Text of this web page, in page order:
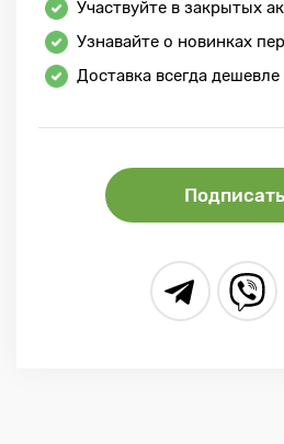
Участвуйте в закрытых
Узнавайте о новинках
Доставка всегда дешевле